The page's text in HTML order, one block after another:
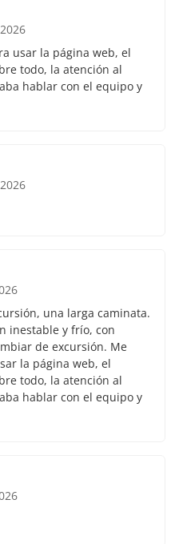
usar la página web, el
todo, la atención al
hablar con el equipo y
una larga caminata.
inestable y frío, con
de excursión. Me
la página web, el
todo, la atención al
hablar con el equipo y